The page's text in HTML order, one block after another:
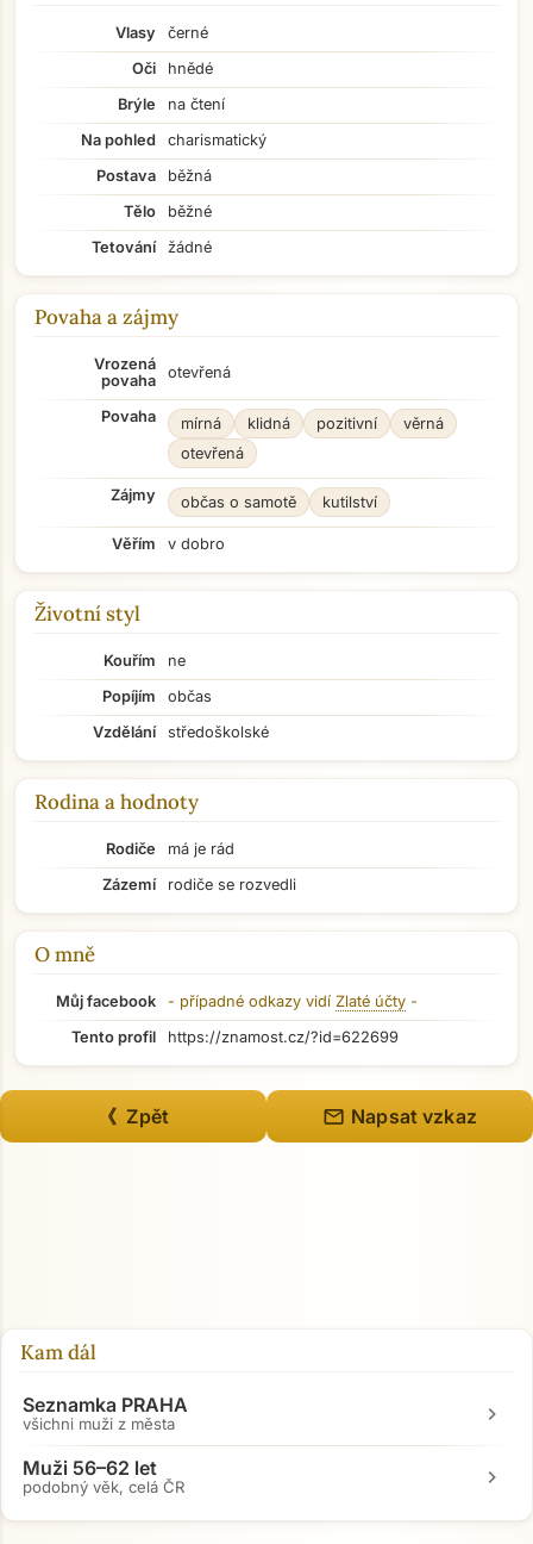
Vlasy
černé
Oči
hnědé
Brýle
na čtení
Na pohled
charismatický
Postava
běžná
Tělo
běžné
Tetování
žádné
Povaha a zájmy
Vrozená
povaha
otevřená
Povaha mírná klidná pozitivní
věrná
otevřená
Zájmy občas o samotě kutilství
Věřím v dobro
Životní styl
Kouřím
ne
Popíjím
občas
Vzdělání
středoškolské
Rodina a hodnoty
Rodiče
má je rád
Zázemí
rodiče se rozvedli
O mně
Můj facebook - případné odkazy vidí Zlaté účty -
Tento profil
https://znamost.cz/?id=622699
《 Zpět mail Napsat vzkaz
Kam dál
Seznamka PRAHA
všichni muži z města chevron_right
Muži 56–62 let
podobný věk, celá ČR chevron_right